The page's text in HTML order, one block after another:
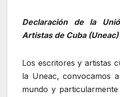
Declaración de la
Artistas de Cuba (Uneac)
Los escritores y artistas
la Uneac, convocamos
mundo y